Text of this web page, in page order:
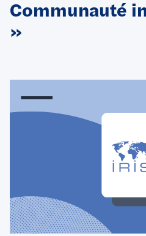
Communauté
»